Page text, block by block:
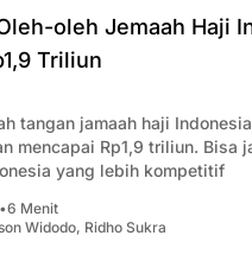
oleh Jemaah Haji
Triliun
tangan jamaah haji
mencapai Rp1,9 triliun. Bisa
yang lebih kompetitif
•6 Menit
Widodo, Ridho Sukra